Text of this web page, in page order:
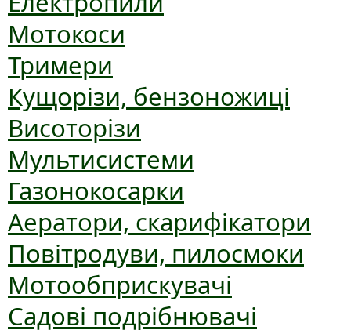
Мотокоси
Тримери
Кущорізи, бензоножиці
Висоторізи
Мультисистеми
Газонокосарки
Аератори, скарифікатори
Повітродуви, пилосмоки
Мотообприскувачі
Садові подрібнювачі